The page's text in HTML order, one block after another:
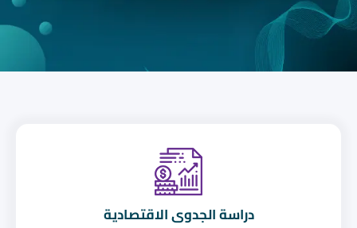
دراسة الجدوى الاقتصادية